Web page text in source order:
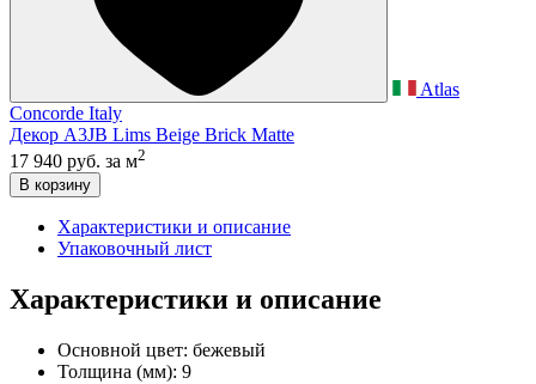
Atlas
Concorde Italy
Декор A3JB Lims Beige Brick Matte
17 940 руб. за м2
В корзину
Характеристики и описание
Упаковочный лист
Характеристики и описание
Основной цвет: бежевый
Толщина (мм): 9